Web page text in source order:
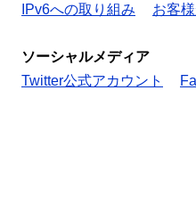
IPv6への取り組み
お客
ソーシャルメディア
Twitter公式アカウント